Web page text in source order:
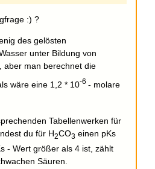
:) ?
des gelösten
unter Bildung von
aber man berechnet die
wäre eine 1,2 * 10-6 - molare
Tabellenwerken für
du für H2CO3 einen pKs
- Wert größer als 4 ist, zählt
Säuren.